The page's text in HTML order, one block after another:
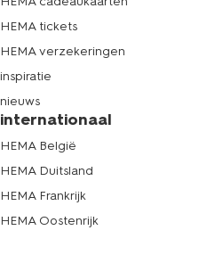
HEMA tickets
HEMA verzekeringen
inspiratie
nieuws
internationaal
HEMA België
HEMA Duitsland
HEMA Frankrijk
HEMA Oostenrijk